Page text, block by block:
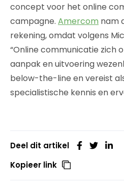
concept voor het online
campagne. Amercom nam
rekening, omdat volgens
“Online communicatie zich
aanpak en uitvoering
below-the-line en vereist
specialistische kennis en
Deel dit artikel
Kopieer link